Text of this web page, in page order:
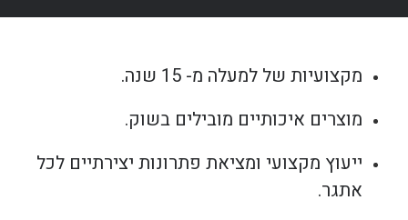
מקצועיות של למעלה מ- 15 שנה.
מוצרים איכותיים מובילים בשוק.
ייעוץ מקצועי ומציאת פתרונות יצירתיים לכל
אתגר.